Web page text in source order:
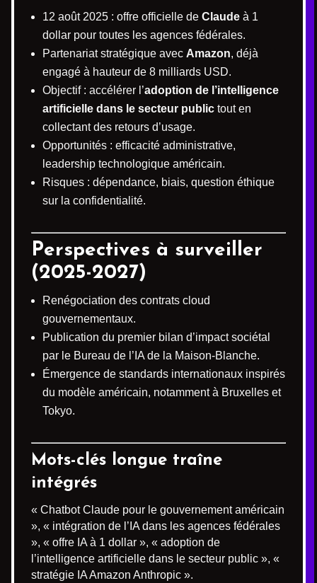
12 août 2025 : offre officielle de Claude à 1
dollar pour toutes les agences fédérales.
Partenariat stratégique avec Amazon, déjà
engagé à hauteur de 8 milliards USD.
Objectif : accélérer l’adoption de l’intelligence
artificielle dans le secteur public tout en
collectant des retours d’usage.
Opportunités : efficacité administrative,
leadership technologique américain.
Risques : dépendance, biais, question éthique
sur la confidentialité.
Perspectives à surveiller
(2025-2027)
Renégociation des contrats cloud
gouvernementaux.
Publication du premier bilan d’impact sociétal
par le Bureau de l’IA de la Maison-Blanche.
Émergence de standards internationaux inspirés
du modèle américain, notamment à Bruxelles et
Tokyo.
Mots-clés longue traîne
intégrés
« Chatbot Claude pour le gouvernement américain
», « intégration de l’IA dans les agences fédérales
», « offre IA à 1 dollar », « adoption de
l’intelligence artificielle dans le secteur public », «
stratégie IA Amazon Anthropic ».